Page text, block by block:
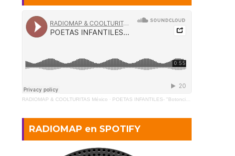
RADIOMAP & COOLTURITAS México · POETAS INFANTILES- "Botoncito" de Gabriela Mistral (2)
RADIOMAP en SPOTIFY